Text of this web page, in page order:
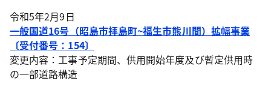
令和5年2月9日
一般国道16号（昭島市拝島町~福生市熊川間）拡幅事業
〔受付番号：154〕
変更内容：工事予定期間、供用開始年度及び暫定供用時
の一部道路構造